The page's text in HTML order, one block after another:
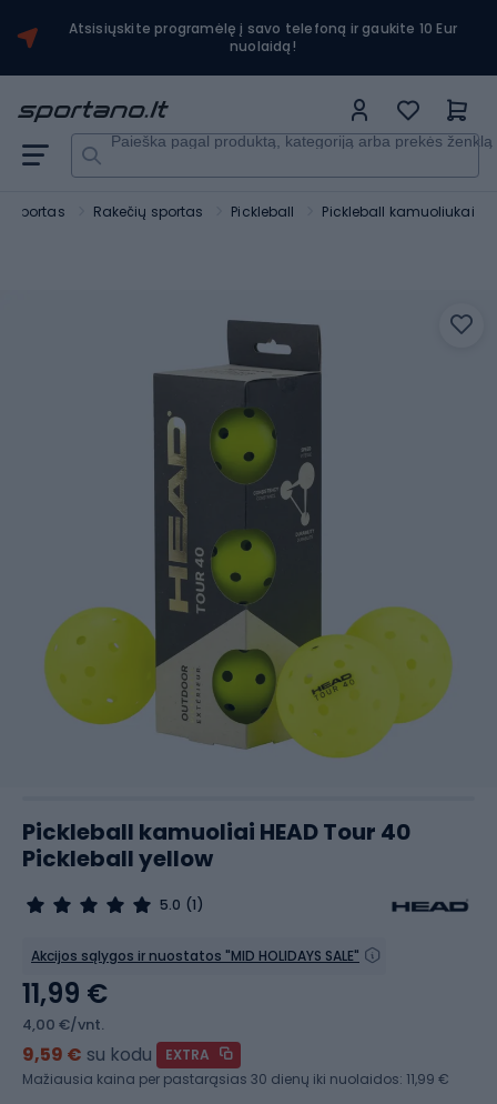
Atsisiųskite programėlę į savo telefoną ir gaukite 10 Eur
nuolaidą!
Paieška pagal produktą, kategoriją arba prekės ženklą
Sportas Rakečių sportas Pickleball Pickleball kamuoliukai
Pickleball kamuoliai HEAD Tour 40
Pickleball yellow
5.0 (1)
Akcijos sąlygos ir nuostatos "MID HOLIDAYS SALE"
11,99 €
4,00 €/vnt.
9,59 € su kodu
EXTRA
Mažiausia kaina per pastarąsias 30 dienų iki nuolaidos: 11,99 €